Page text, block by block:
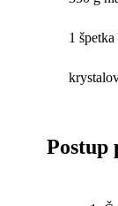
1 špetka
Postup